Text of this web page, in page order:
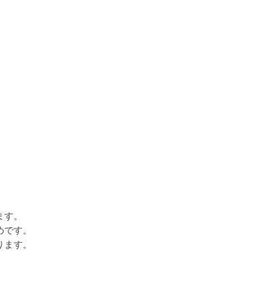
。
す。
す。